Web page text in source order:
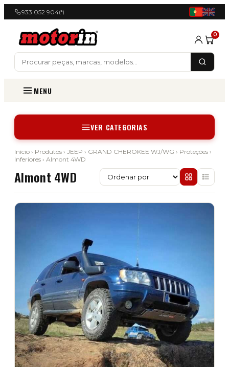
933 052 904(*)
0
MENU
VER CATEGORIAS
Início › Produtos › JEEP › GRAND CHEROKEE WJ/WG › Proteções ›
Inferiores › Almont 4WD
Almont 4WD